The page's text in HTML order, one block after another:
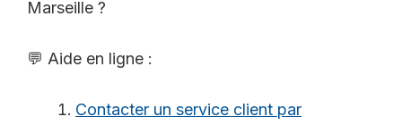
Marseille ?
💬 Aide en ligne :
Contacter un service client par